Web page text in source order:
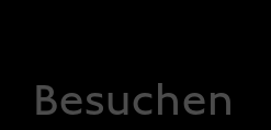
FOOTER 1
Besuchen